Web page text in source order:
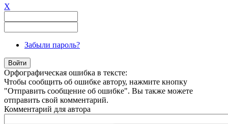
X
Забыли пароль?
Орфографическая ошибка в тексте:
Чтобы сообщить об ошибке автору, нажмите кнопку
"Отправить сообщение об ошибке". Вы также можете
отправить свой комментарий.
Комментарий для автора